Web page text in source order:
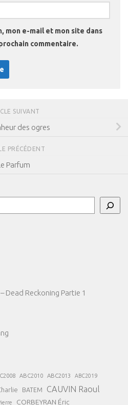
mon e-mail et mon site dans
commentaire.
SUIVANT
des ogres
PRÉCÉDENT
Parfum
Dead Reckoning Partie 1
ABC2010 ABC2013 ABC2019
BATEM CAUVIN Raoul
CORBEYRAN Éric